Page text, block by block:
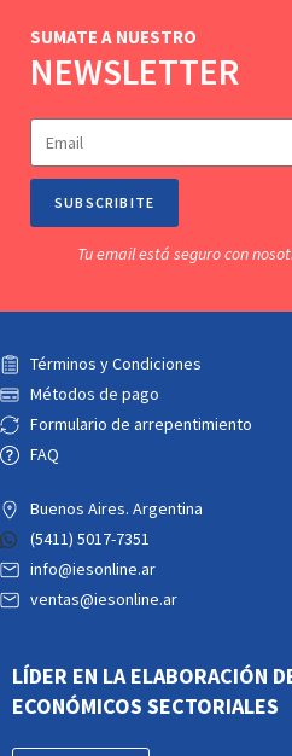
SUMATE A NUESTRO
NEWSLETTER
SUBSCRIBITE
Tu email está seguro con
Términos y Condiciones
Métodos de pago
Formulario de arrepentimiento
FAQ
Buenos Aires. Argentina
(5411) 5017-7351
info@iesonline.ar
ventas@iesonline.ar
LÍDER EN LA ELABORACIÓN
ECONÓMICOS SECTORIALES